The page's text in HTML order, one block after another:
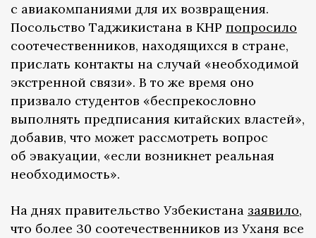
с авиакомпаниями для их возвращения.
Посольство Таджикистана в КНР попросило
соотечественников, находящихся в стране,
прислать контакты на случай «необходимой
экстренной связи». В то же время оно
призвало студентов «беспрекословно
выполнять предписания китайских властей»,
добавив, что может рассмотреть вопрос
об эвакуации, «если возникнет реальная
необходимость».
На днях правительство Узбекистана заявило,
что более 30 соотечественников из Уханя все